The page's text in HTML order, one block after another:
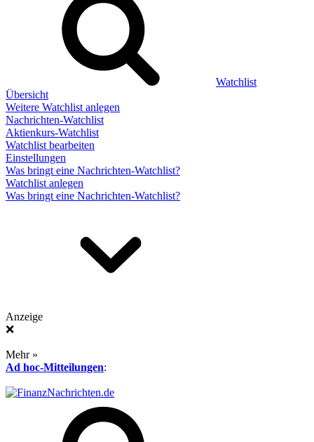
Watchlist
Übersicht
Weitere Watchlist anlegen
Nachrichten-Watchlist
Aktienkurs-Watchlist
Watchlist bearbeiten
Einstellungen
Was bringt eine Nachrichten-Watchlist?
Watchlist anlegen
Was bringt eine Nachrichten-Watchlist?
Anzeige
❌
Mehr »
Ad hoc-Mitteilungen: